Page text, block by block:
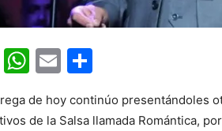
Twitter
WhatsApp
Email
de hoy continúo presentándoles
de la Salsa llamada Romántica,